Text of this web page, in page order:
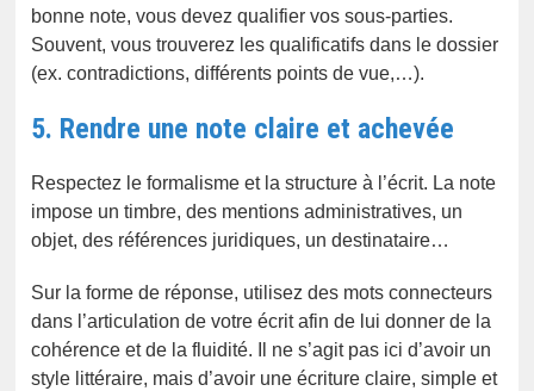
bonne note, vous devez qualifier vos sous-parties.
Souvent, vous trouverez les qualificatifs dans le dossier
(ex. contradictions, différents points de vue,…).
5. Rendre une note claire et achevée
Respectez le formalisme et la structure à l’écrit. La note
impose un timbre, des mentions administratives, un
objet, des références juridiques, un destinataire…
Sur la forme de réponse, utilisez des mots connecteurs
dans l’articulation de votre écrit afin de lui donner de la
cohérence et de la fluidité. Il ne s’agit pas ici d’avoir un
style littéraire, mais d’avoir une écriture claire, simple et